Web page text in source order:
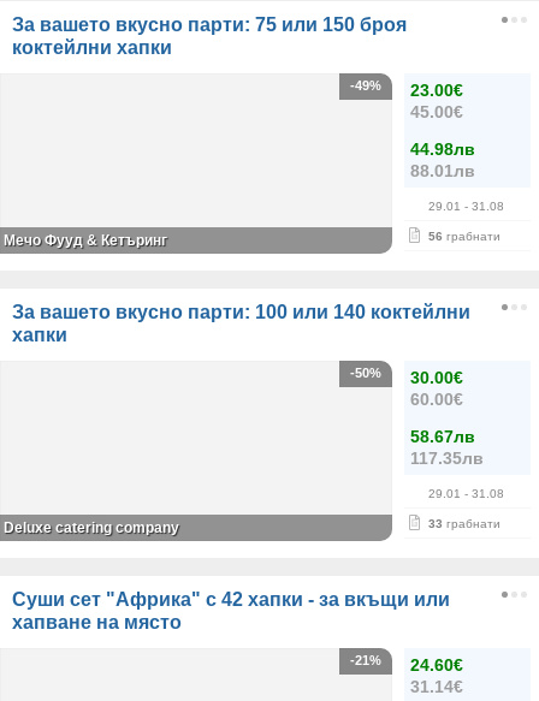
За вашето вкусно парти: 75 или 150 броя
коктейлни хапки
23.00€
45.00€
44.98лв
88.01лв
29.01 - 31.08
56 грабнати
-49%
Мечо Фууд & Кетъринг
За вашето вкусно парти: 100 или 140 коктейлни
хапки
30.00€
60.00€
58.67лв
117.35лв
29.01 - 31.08
33 грабнати
-50%
Deluxe catering company
Суши сет "Африка" с 42 хапки - за вкъщи или
хапване на място
24.60€
31.14€
-21%